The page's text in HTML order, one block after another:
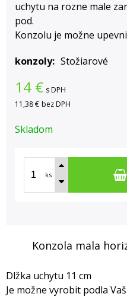
uchytu na rozne male
pod.
Konzolu je možne
konzoly
Stožiarové
14 € s DPH
11,38 € bez DPH
Skladom
ks
Konzola mala
Dlžka uchytu 11 cm
Je možne vyrobit podla